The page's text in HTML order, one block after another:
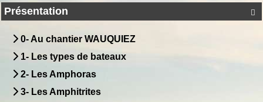

Présentation
0- Au chantier WAUQUIEZ
1- Les types de bateaux
2- Les Amphoras
3- Les Amphitrites